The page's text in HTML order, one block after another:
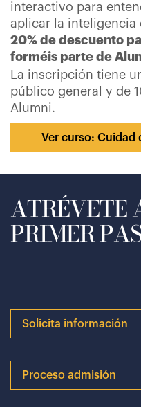
interactivo para
aplicar la inteligencia
20% de descuento
forméis parte de
La inscripción tiene
público general y de
Alumni.
Ver curso: Cuidad
ATRÉVETE
PRIMER
Solicita información
Proceso admisión